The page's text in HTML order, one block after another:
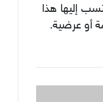
إليها هذا
أو عرضية.